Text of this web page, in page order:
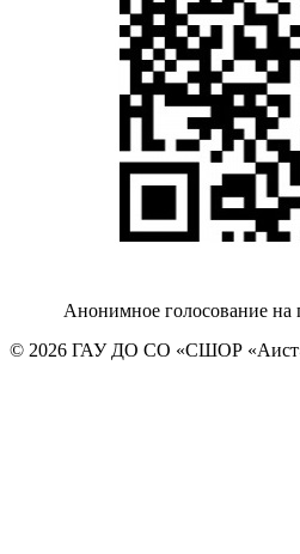
Анонимное голосование на
© 2026 ГАУ ДО СО «СШОР